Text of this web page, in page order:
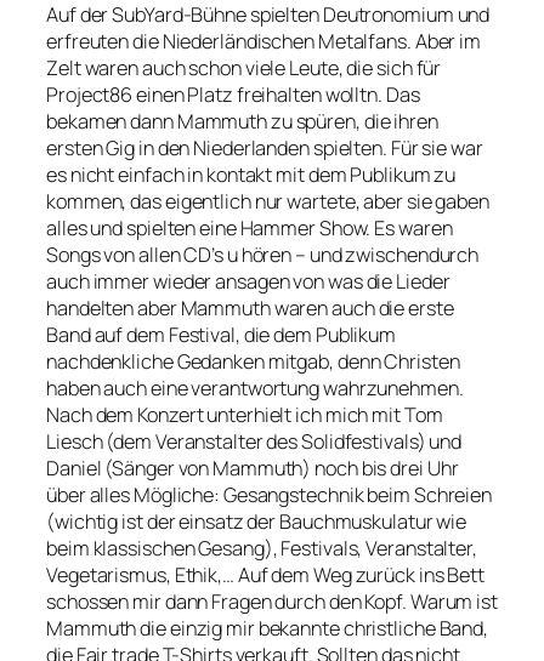
Auf der SubYard-Bühne spielten Deutronomium und
erfreuten die Niederländischen Metalfans. Aber im
Zelt waren auch schon viele Leute, die sich für
Project86 einen Platz freihalten wolltn. Das
bekamen dann Mammuth zu spüren, die ihren
ersten Gig in den Niederlanden spielten. Für sie war
es nicht einfach in kontakt mit dem Publikum zu
kommen, das eigentlich nur wartete, aber sie gaben
alles und spielten eine Hammer Show. Es waren
Songs von allen CD’s u hören – und zwischendurch
auch immer wieder ansagen von was die Lieder
handelten aber Mammuth waren auch die erste
Band auf dem Festival, die dem Publikum
nachdenkliche Gedanken mitgab, denn Christen
haben auch eine verantwortung wahrzunehmen.
Nach dem Konzert unterhielt ich mich mit Tom
Liesch (dem Veranstalter des Solidfestivals) und
Daniel (Sänger von Mammuth) noch bis drei Uhr
über alles Mögliche: Gesangstechnik beim Schreien
(wichtig ist der einsatz der Bauchmuskulatur wie
beim klassischen Gesang), Festivals, Veranstalter,
Vegetarismus, Ethik,… Auf dem Weg zurück ins Bett
schossen mir dann Fragen durch den Kopf. Warum ist
Mammuth die einzig mir bekannte christliche Band,
die Fair trade T-Shirts verkauft. Sollten das nicht